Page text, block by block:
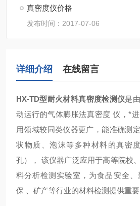
真密度仪价格
发布时间：2017-07-06
详细介绍 在线留言
HX-TD型耐火材料真密度检测仪是
动运行的气体膨胀法真密度 仪 ，*
用领域较同类仪器更广，能准确测
状物质、泡沫等多种材料的真密
孔）， 该仪器广泛应用于高等院校
料分析检测实验室，为食品安全
保 、矿产等行业的材料检测提供重要